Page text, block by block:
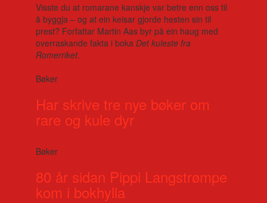
Visste du at romarane kanskje var betre enn oss til
å byggja – og at ein keisar gjorde hesten sin til
prest? Forfattar Martin Aas byr på ein haug med
overraskande fakta i boka Det kuleste fra
Romerriket.
Bøker
Har skrive tre nye bøker om
rare og kule dyr
Bøker
80 år sidan Pippi Langstrømpe
kom i bokhylla